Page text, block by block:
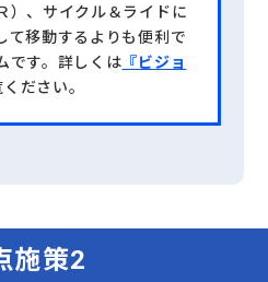
）、サイクル＆ライドに
て移動するよりも便利で
です。詳しくは 『ビジョ
ださい。
施策2